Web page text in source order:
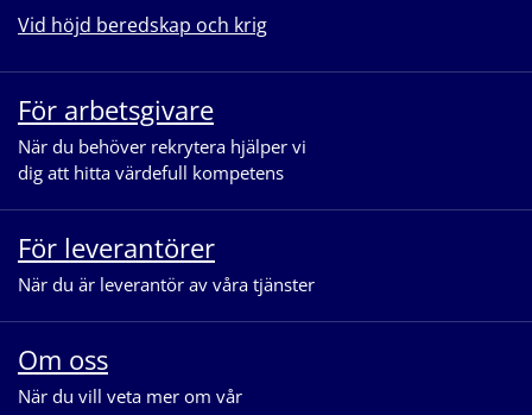
Vid höjd beredskap och krig
För arbetsgivare
När du behöver rekrytera hjälper vi
dig att hitta värdefull kompetens
För leverantörer
När du är leverantör av våra tjänster
Om oss
När du vill veta mer om vår